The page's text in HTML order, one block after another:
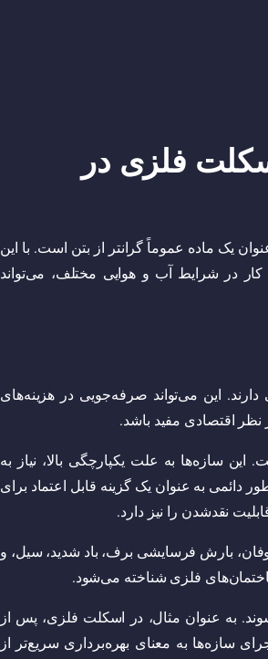
فلزی در
یک ماده عموماً گرانتر از بتن است. با این
در شرایط آب و هوایی مختلف، می‌تواند
این می‌تواند صرفه‌جویی در هزینه‌های
اقتصادی مفید باشد.
سازه‌ها به علت یکپارچگی بالا، نیاز به
دائمی به عنوان یک گزینه قابل اعتماد برای
نقد‌شدن را نیز دارد.
بارش فرسایشی برف، باد شدید، سیل، و
فلزی شناخته می‌شود.
به عنوان مثال، در اسکلت فلزی، پس از
سازه‌ها به معنای بهره‌برداری سریع‌تر از